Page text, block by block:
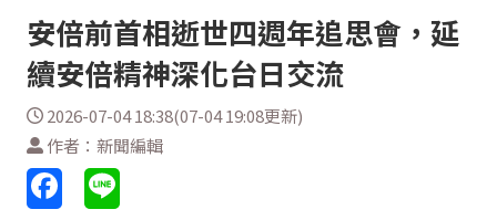
安倍前首相逝世四週年追思會，延
續安倍精神深化台日交流
2026-07-04 18:38(07-04 19:08更新)
作者：新聞編輯